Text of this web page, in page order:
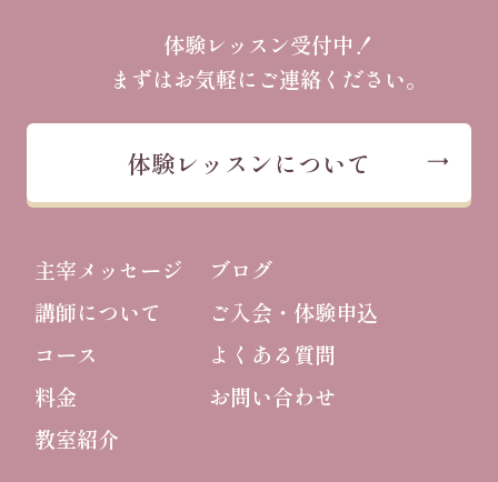
体験レッスン受付中！
まずはお気軽にご連絡ください。
体験レッスンについて
主宰メッセージ
講師について
コース
料金
教室紹介
ブログ
ご入会・体験申込
よくある質問
お問い合わせ